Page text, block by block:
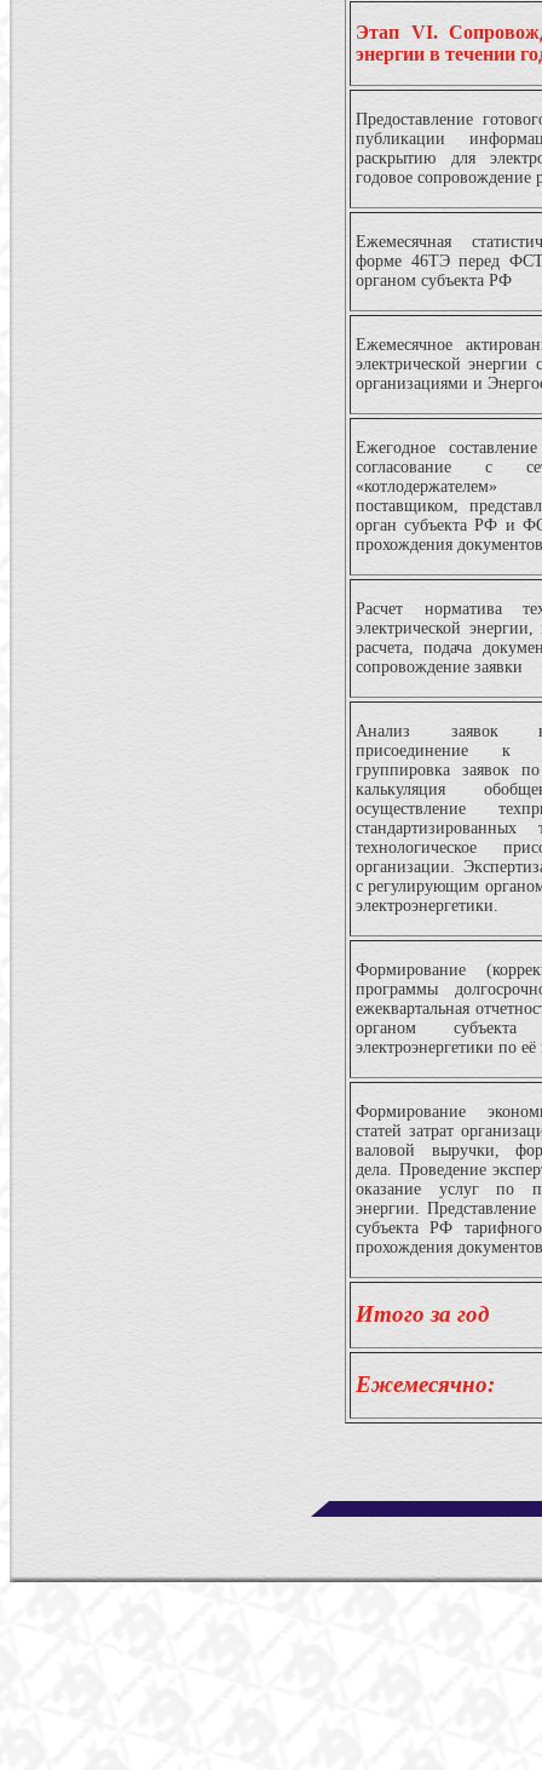
Этап VI.
энергии в течении
Предоставление
публикации
раскрытию для
годовое сопровождение
Ежемесячная
форме 46ТЭ перед
органом субъекта РФ
Ежемесячное
электрической
организациями и
Ежегодное
согласование с
поставщиком,
орган субъекта РФ и
прохождения
Расчет норматива
электрической
расчета, подача
сопровождение заявки
Анализ заявок на
присоединение к
группировка заявок
калькуляция
осуществление
технологическое
организации.
с регулирующим
электроэнергетики.
Формирование
программы
ежеквартальная
органом
электроэнергетики по
Формирование
статей затрат
валовой выручки,
дела. Проведение
оказание услуг по
энергии.
субъекта РФ
прохождения документов
Итого за год
Ежемесячно: